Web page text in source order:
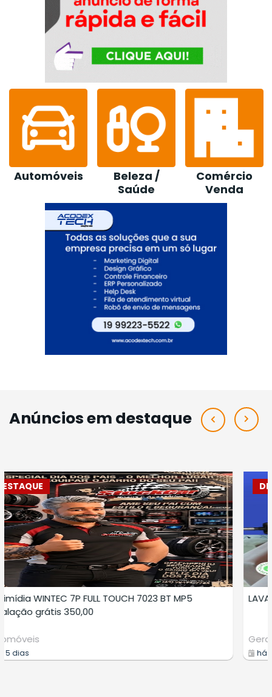
Beleza /
Comércio
Venda
Construção /
Loja
Anúncios em destaque
DESTAQUE
LAVAGEM A SECO DE ESTOFADOS